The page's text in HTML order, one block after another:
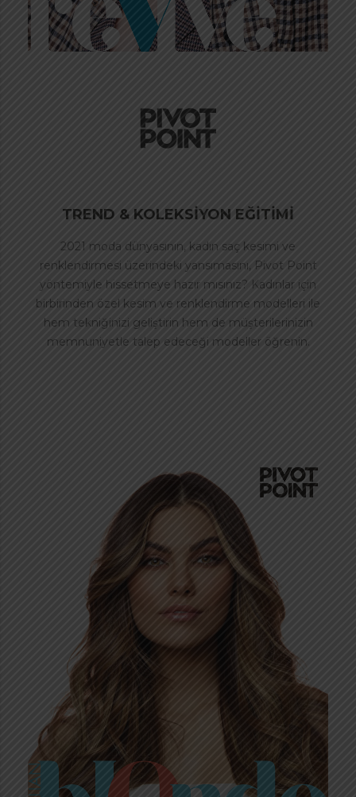
TREND & KOLEKSİYON EĞİTİMİ
2021 moda dünyasının, kadın saç kesimi ve
renklendirmesi üzerindeki yansımasını, Pivot Point
yöntemiyle hissetmeye hazır mısınız? Kadınlar için
birbirinden özel kesim ve renklendirme modelleri ile
hem tekniğinizi geliştirin hem de müşterilerinizin
memnuniyetle talep edeceği modeller öğrenin.